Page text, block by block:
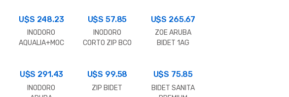
U$S 248.23
INODORO
AQUALIA+MOC
U$S 57.85
INODORO
CORTO ZIP BCO
U$S 265.67
ZOE ARUBA
BIDET 1AG
U$S 291.43
INODORO
U$S 99.58
ZIP BIDET
U$S 75.85
BIDET SANITA